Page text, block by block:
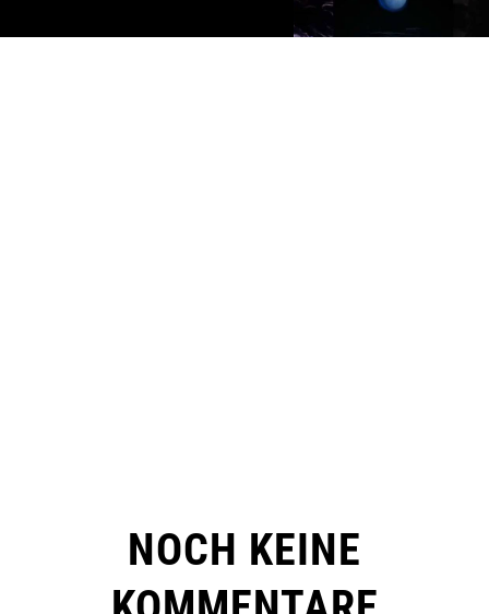
NOCH KEINE